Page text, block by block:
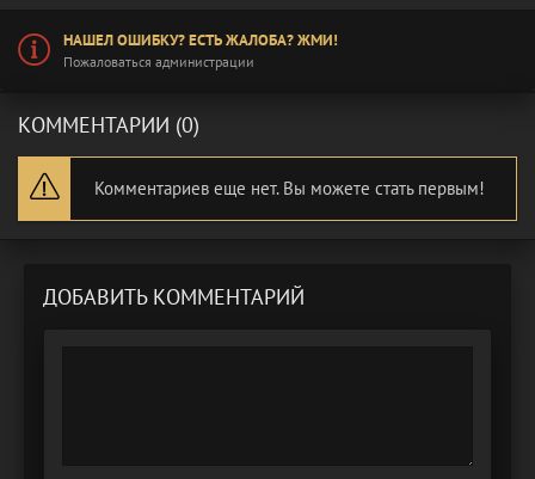
НАШЕЛ ОШИБКУ? ЕСТЬ ЖАЛОБА? ЖМИ!
Пожаловаться администрации
КОММЕНТАРИИ (0)
Комментариев еще нет. Вы можете стать первым!
ДОБАВИТЬ КОММЕНТАРИЙ